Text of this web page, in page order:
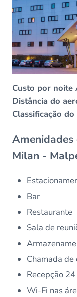
Custo por noite
Distância do
Classificação
Milan -
Bar
Restaurante
Sala de
Chamada
Recepção
Wi-Fi nas